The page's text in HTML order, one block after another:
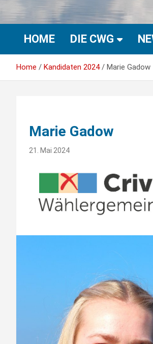
HOME DIE CWG
Home Kandidaten 2024 Marie Gadow
Marie Gadow
21. Mai 2024